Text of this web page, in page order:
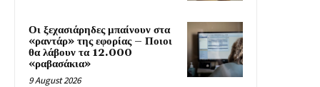
Οι ξεχασιάρηδες μπαίνουν στα
«ραντάρ» της εφορίας – Ποιοι
θα λάβουν τα 12.000
«ραβασάκια»
9 August 2026